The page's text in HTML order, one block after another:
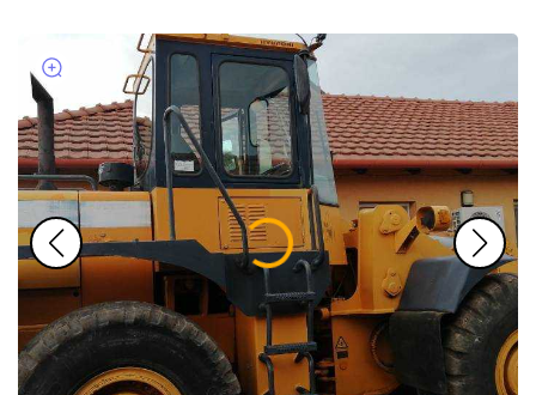
GÉPPARK
KAPCSOLAT